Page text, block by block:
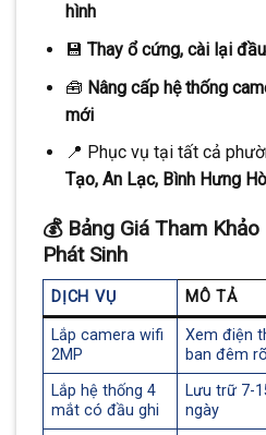
hình
💾 Thay ổ cứng, cài lại
🧰 Nâng cấp hệ thống
mới
📍 Phục vụ tại tất cả
Tạo, An Lạc, Bình Hưng
💰 Bảng Giá Tham
Phát Sinh
DỊCH VỤ MÔ TẢ
Lắp camera wifi
2MP
Xem điện
ban đêm rõ
Lắp hệ thống 4
mắt có đầu ghi
Lưu trữ 7-
ngày